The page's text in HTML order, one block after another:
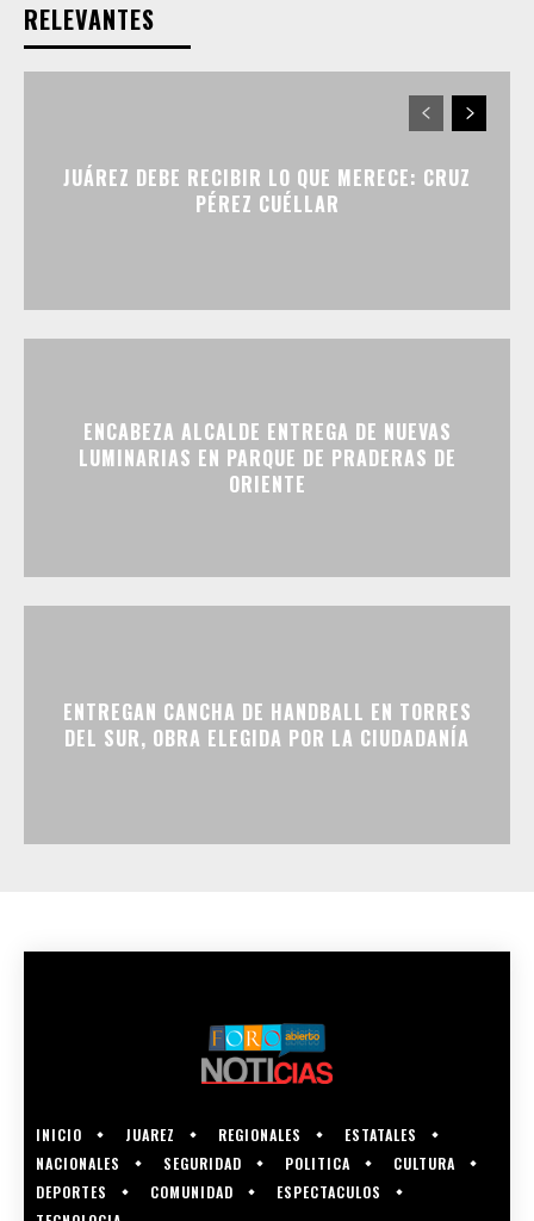
RELEVANTES
JUÁREZ DEBE RECIBIR LO QUE MERECE: CRUZ
PÉREZ CUÉLLAR
ENCABEZA ALCALDE ENTREGA DE NUEVAS
LUMINARIAS EN PARQUE DE PRADERAS DE
ORIENTE
ENTREGAN CANCHA DE HANDBALL EN TORRES
DEL SUR, OBRA ELEGIDA POR LA CIUDADANÍA
INICIO JUAREZ REGIONALES
ESTATALES
NACIONALES
SEGURIDAD POLITICA
CULTURA
DEPORTES
COMUNIDAD
ESPECTACULOS